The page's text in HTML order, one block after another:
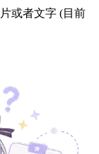
或者文字 (目前